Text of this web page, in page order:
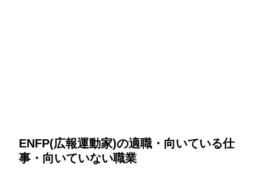
ENFP(広報運動家)の適職・向いている仕
事・向いていない職業